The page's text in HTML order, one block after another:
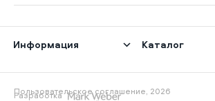
Пользовательское соглашение, 2026
Информация Каталог
Разработка